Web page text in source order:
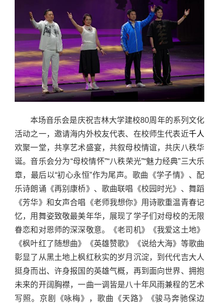
本场音乐会是庆祝吉林大学建校80周年的系列文化
活动之一，邀请海内外校友代表、在校师生代表近千人
欢聚一堂，共享艺术盛宴，共叙母校情谊，共庆八秩华
诞。音乐会分为“母校情怀”“八秩荣光”“魅力经典”三大乐
章，最后以“初心永恒”作为尾声。歌曲《学子情》、配
乐诗朗诵《再别康桥》、歌曲联唱《校园时光》、舞蹈
《芳华》和女声合唱《老师我想你》用诗歌重温青春记
忆，用舞姿致敬最美年华，展现了学子们对母校的无限
眷恋和对恩师的深深敬意。《老司机》《我爱这土地》
《枫叶红了随想曲》《英雄赞歌》《说给大海》等歌曲
彰显了从黑土地上枫红秋实的岁月沉淀，到代代吉大人
挺身而出、许身报国的英雄气概，再到面向世界、拥抱
未来的开阔胸襟，一曲一调皆是八十年风雨兼程的艺术
写照。京剧《咏梅》，歌曲《天路》《骏马奔驰保边